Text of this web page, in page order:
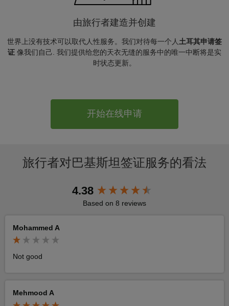
由旅行者建造并创建
世界上没有技术可以取代人性服务。我们对待每一个人 土耳其申请签
证 像我们自己. 我们提供给您的天衣无缝的服务中的唯一中断将是实
时状态更新。
开始在线申请
旅行者对巴基斯坦签证服务的看法
4.38
Based on 8 reviews
Mohammed A
Not good
Mehmood A
New content loaded